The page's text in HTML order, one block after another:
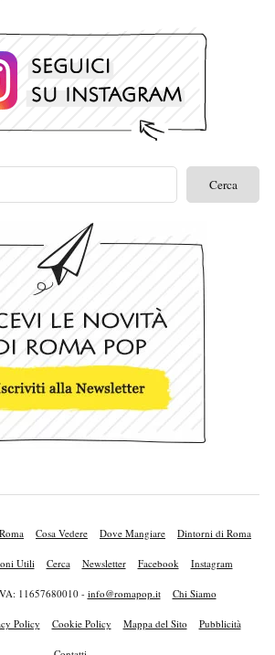
Cosa Vedere Dove Mangiare Dintorni di Roma
Utili Cerca Newsletter Facebook Instagram
11657680010 - info@romapop.it Chi Siamo
Policy Cookie Policy Mappa del Sito Pubblicità